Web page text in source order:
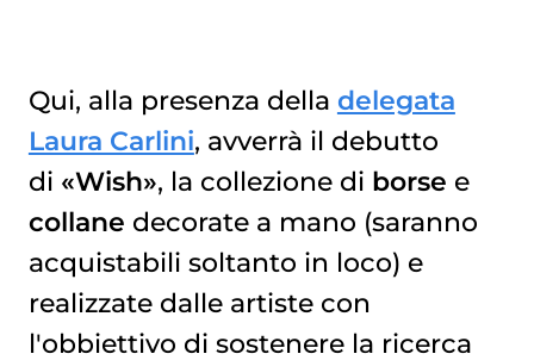
Qui, alla presenza della delegata
Laura Carlini, avverrà il debutto
di «Wish», la collezione di borse e
collane decorate a mano (saranno
acquistabili soltanto in loco) e
realizzate dalle artiste con
l'obbiettivo di sostenere la ricerca